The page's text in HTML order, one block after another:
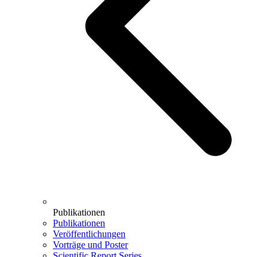
Publikationen
Publikationen
Veröffentlichungen
Vorträge und Poster